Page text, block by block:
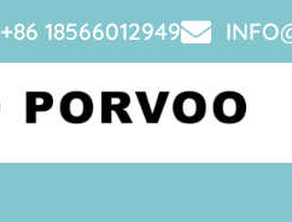
+86 18566012949